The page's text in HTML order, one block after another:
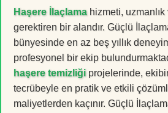
Haşere İlaçlamahizmeti, uzmanlık
gerektiren bir alandır. Güçlü
bünyesinde en az beş yıllık
profesyonel bir ekip
haşere temizliği projelerinde,
tecrübeyle en pratik ve etkili
maliyetlerden kaçınır. Güçlü